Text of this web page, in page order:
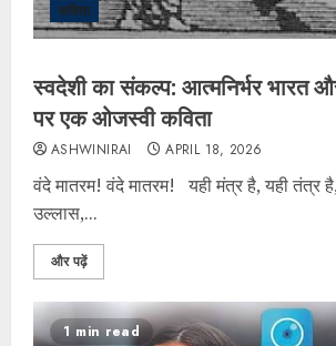
कविता
स्वदेशी का संकल्प: आत्मनिर्भर भारत
पर एक ओजस्वी कविता
ASHWINIRAI APRIL 18, 2026
वंदे मातरम! वंदे मातरम! यही मंत्र है, यही तंत्र
उल्लास,...
और पढ़ें
1 min read